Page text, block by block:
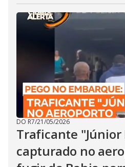
DO R7/21/05/2026
Traficante "Júnior
capturado no